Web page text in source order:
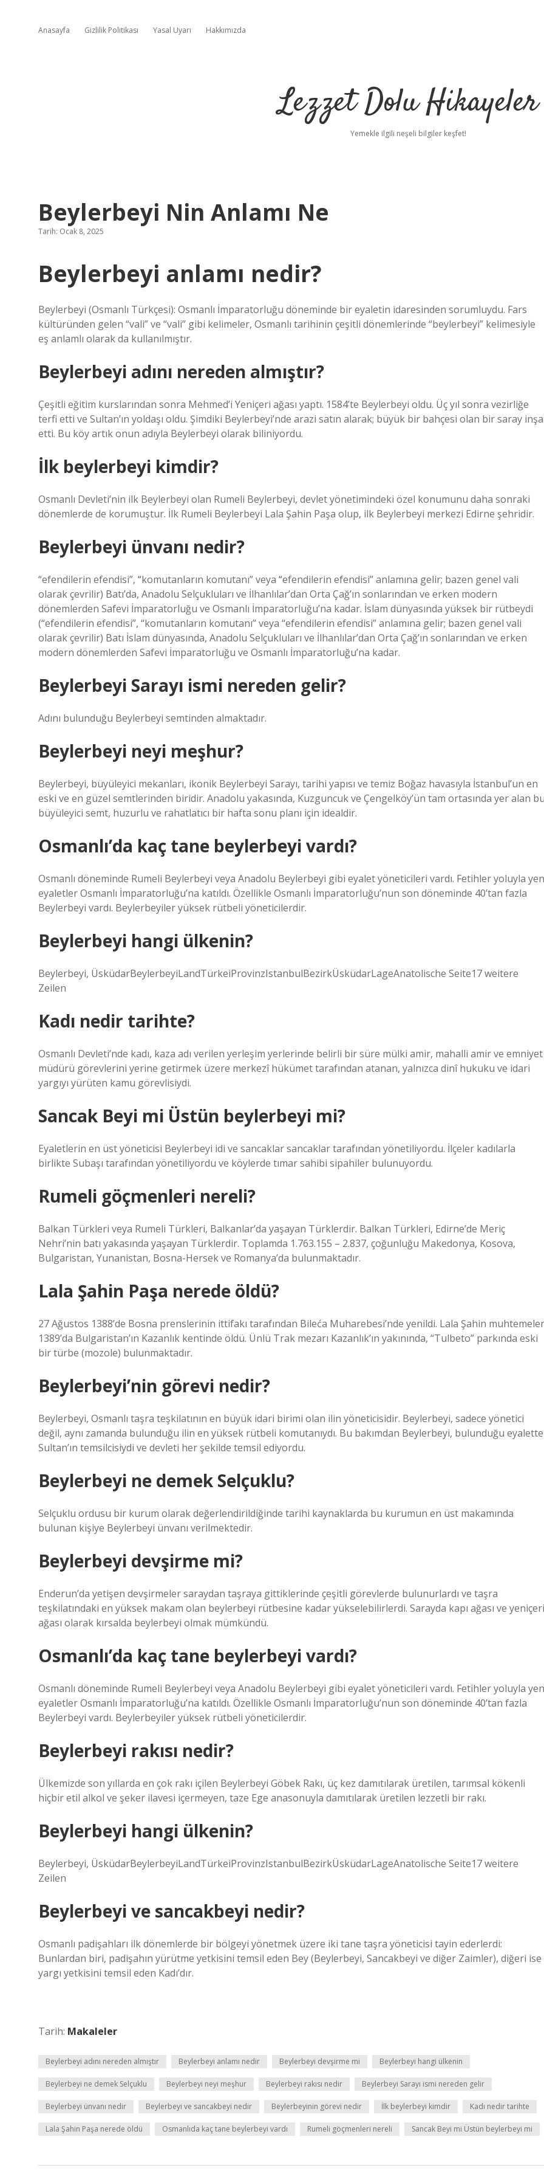
Anasayfa Gizlilik Politikası Yasal Uyarı Hakkımızda
Lezzet Dolu Hikayeler
Yemekle ilgili neşeli bilgiler keşfet!
Beylerbeyi Nin Anlamı Ne
Tarih: Ocak 8, 2025
Beylerbeyi anlamı nedir?
Beylerbeyi (Osmanlı Türkçesi): Osmanlı İmparatorluğu döneminde bir eyaletin idaresinden sorumluydu. Fars
kültüründen gelen “vali” ve “vali” gibi kelimeler, Osmanlı tarihinin çeşitli dönemlerinde “beylerbeyi” kelimesiyle
eş anlamlı olarak da kullanılmıştır.
Beylerbeyi adını nereden almıştır?
Çeşitli eğitim kurslarından sonra Mehmed’i Yeniçeri ağası yaptı. 1584’te Beylerbeyi oldu. Üç yıl sonra vezirliğe
terfi etti ve Sultan’ın yoldaşı oldu. Şimdiki Beylerbeyi’nde arazi satın alarak; büyük bir bahçesi olan bir saray inşa
etti. Bu köy artık onun adıyla Beylerbeyi olarak biliniyordu.
İlk beylerbeyi kimdir?
Osmanlı Devleti’nin ilk Beylerbeyi olan Rumeli Beylerbeyi, devlet yönetimindeki özel konumunu daha sonraki
dönemlerde de korumuştur. İlk Rumeli Beylerbeyi Lala Şahin Paşa olup, ilk Beylerbeyi merkezi Edirne şehridir.
Beylerbeyi ünvanı nedir?
“efendilerin efendisi”, “komutanların komutanı” veya “efendilerin efendisi” anlamına gelir; bazen genel vali
olarak çevrilir) Batı’da, Anadolu Selçukluları ve İlhanlılar’dan Orta Çağ’ın sonlarından ve erken modern
dönemlerden Safevi İmparatorluğu ve Osmanlı İmparatorluğu’na kadar. İslam dünyasında yüksek bir rütbeydi
(“efendilerin efendisi”, “komutanların komutanı” veya “efendilerin efendisi” anlamına gelir; bazen genel vali
olarak çevrilir) Batı İslam dünyasında, Anadolu Selçukluları ve İlhanlılar’dan Orta Çağ’ın sonlarından ve erken
modern dönemlerden Safevi İmparatorluğu ve Osmanlı İmparatorluğu’na kadar.
Beylerbeyi Sarayı ismi nereden gelir?
Adını bulunduğu Beylerbeyi semtinden almaktadır.
Beylerbeyi neyi meşhur?
Beylerbeyi, büyüleyici mekanları, ikonik Beylerbeyi Sarayı, tarihi yapısı ve temiz Boğaz havasıyla İstanbul’un en
eski ve en güzel semtlerinden biridir. Anadolu yakasında, Kuzguncuk ve Çengelköy’ün tam ortasında yer alan
büyüleyici semt, huzurlu ve rahatlatıcı bir hafta sonu planı için idealdir.
Osmanlı’da kaç tane beylerbeyi vardı?
Osmanlı döneminde Rumeli Beylerbeyi veya Anadolu Beylerbeyi gibi eyalet yöneticileri vardı. Fetihler yoluyla
eyaletler Osmanlı İmparatorluğu’na katıldı. Özellikle Osmanlı İmparatorluğu’nun son döneminde 40’tan fazla
Beylerbeyi vardı. Beylerbeyiler yüksek rütbeli yöneticilerdir.
Beylerbeyi hangi ülkenin?
Beylerbeyi, ÜsküdarBeylerbeyiLandTürkeiProvinzIstanbulBezirkÜsküdarLageAnatolische Seite17 weitere
Zeilen
Kadı nedir tarihte?
Osmanlı Devleti’nde kadı, kaza adı verilen yerleşim yerlerinde belirli bir süre mülki amir, mahalli amir ve emniyet
müdürü görevlerini yerine getirmek üzere merkezî hükümet tarafından atanan, yalnızca dinî hukuku ve idari
yargıyı yürüten kamu görevlisiydi.
Sancak Beyi mi Üstün beylerbeyi mi?
Eyaletlerin en üst yöneticisi Beylerbeyi idi ve sancaklar sancaklar tarafından yönetiliyordu. İlçeler kadılarla
birlikte Subaşı tarafından yönetiliyordu ve köylerde tımar sahibi sipahiler bulunuyordu.
Rumeli göçmenleri nereli?
Balkan Türkleri veya Rumeli Türkleri, Balkanlar’da yaşayan Türklerdir. Balkan Türkleri, Edirne’de Meriç
Nehri’nin batı yakasında yaşayan Türklerdir. Toplamda 1.763.155 – 2.837, çoğunluğu Makedonya, Kosova,
Bulgaristan, Yunanistan, Bosna-Hersek ve Romanya’da bulunmaktadır.
Lala Şahin Paşa nerede öldü?
27 Ağustos 1388’de Bosna prenslerinin ittifakı tarafından Bileća Muharebesi’nde yenildi. Lala Şahin
1389’da Bulgaristan’ın Kazanlık kentinde öldü. Ünlü Trak mezarı Kazanlık’ın yakınında, “Tulbeto” parkında eski
bir türbe (mozole) bulunmaktadır.
Beylerbeyi’nin görevi nedir?
Beylerbeyi, Osmanlı taşra teşkilatının en büyük idari birimi olan ilin yöneticisidir. Beylerbeyi, sadece yönetici
değil, aynı zamanda bulunduğu ilin en yüksek rütbeli komutanıydı. Bu bakımdan Beylerbeyi, bulunduğu eyalette
Sultan’ın temsilcisiydi ve devleti her şekilde temsil ediyordu.
Beylerbeyi ne demek Selçuklu?
Selçuklu ordusu bir kurum olarak değerlendirildiğinde tarihi kaynaklarda bu kurumun en üst makamında
bulunan kişiye Beylerbeyi ünvanı verilmektedir.
Beylerbeyi devşirme mi?
Enderun’da yetişen devşirmeler saraydan taşraya gittiklerinde çeşitli görevlerde bulunurlardı ve taşra
teşkilatındaki en yüksek makam olan beylerbeyi rütbesine kadar yükselebilirlerdi. Sarayda kapı ağası ve yeniçeri
ağası olarak kırsalda beylerbeyi olmak mümkündü.
Osmanlı’da kaç tane beylerbeyi vardı?
Osmanlı döneminde Rumeli Beylerbeyi veya Anadolu Beylerbeyi gibi eyalet yöneticileri vardı. Fetihler yoluyla
eyaletler Osmanlı İmparatorluğu’na katıldı. Özellikle Osmanlı İmparatorluğu’nun son döneminde 40’tan fazla
Beylerbeyi vardı. Beylerbeyiler yüksek rütbeli yöneticilerdir.
Beylerbeyi rakısı nedir?
Ülkemizde son yıllarda en çok rakı içilen Beylerbeyi Göbek Rakı, üç kez damıtılarak üretilen, tarımsal kökenli
hiçbir etil alkol ve şeker ilavesi içermeyen, taze Ege anasonuyla damıtılarak üretilen lezzetli bir rakı.
Beylerbeyi hangi ülkenin?
Beylerbeyi, ÜsküdarBeylerbeyiLandTürkeiProvinzIstanbulBezirkÜsküdarLageAnatolische Seite17 weitere
Zeilen
Beylerbeyi ve sancakbeyi nedir?
Osmanlı padişahları ilk dönemlerde bir bölgeyi yönetmek üzere iki tane taşra yöneticisi tayin ederlerdi:
Bunlardan biri, padişahın yürütme yetkisini temsil eden Bey (Beylerbeyi, Sancakbeyi ve diğer Zaimler), diğeri ise
yargı yetkisini temsil eden Kadı’dır.
Tarih: Makaleler
Beylerbeyi adını nereden almıştır Beylerbeyi anlamı nedir Beylerbeyi devşirme mi Beylerbeyi hangi ülkenin
Beylerbeyi ne demek Selçuklu Beylerbeyi neyi meşhur Beylerbeyi rakısı nedir Beylerbeyi Sarayı ismi nereden gelir
Beylerbeyi ünvanı nedir Beylerbeyi ve sancakbeyi nedir Beylerbeyinin görevi nedir İlk beylerbeyi kimdir Kadı nedir tarihte
Lala Şahin Paşa nerede öldü Osmanlıda kaç tane beylerbeyi vardı Rumeli göçmenleri nereli Sancak Beyi mi Üstün beylerbeyi mi